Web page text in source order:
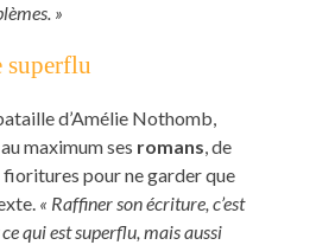
»
superflu
d’Amélie Nothomb,
au maximum ses romans, de
pour ne garder que
« Raffiner son écriture, c’est
qui est superflu, mais aussi